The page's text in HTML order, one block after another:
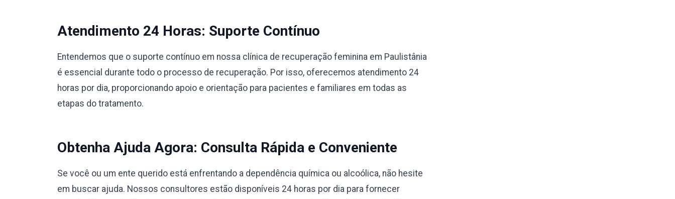
Atendimento 24 Horas: Suporte Contínuo
Entendemos que o suporte contínuo em nossa clínica de recuperação feminina em Paulistânia
é essencial durante todo o processo de recuperação. Por isso, oferecemos atendimento 24
horas por dia, proporcionando apoio e orientação para pacientes e familiares em todas as
etapas do tratamento.
Obtenha Ajuda Agora: Consulta Rápida e Conveniente
Se você ou um ente querido está enfrentando a dependência química ou alcoólica, não hesite
em buscar ajuda. Nossos consultores estão disponíveis 24 horas por dia para fornecer